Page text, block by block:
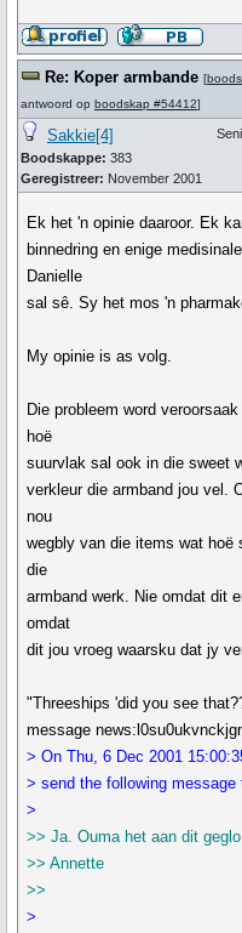
Re: Koper armbande [
antwoord op boodskap #54412]
Sakkie[4]
Boodskappe: 383
Geregistreer: November 2001
Ek het 'n opinie daaroor. Ek
binnedring en enige
Danielle
sal sê. Sy het mos 'n
My opinie is as volg.
Die probleem word
hoë
suurvlak sal ook in die sweet
verkleur die armband jou vel.
nou
wegbly van die items wat hoë
die
armband werk. Nie omdat dit
omdat
dit jou vroeg waarsku dat jy
"Threeships 'did you see
message
> On Thu, 6 Dec 2001
> send the following
>
>> Ja. Ouma het aan dit
>> Annette
>>
>